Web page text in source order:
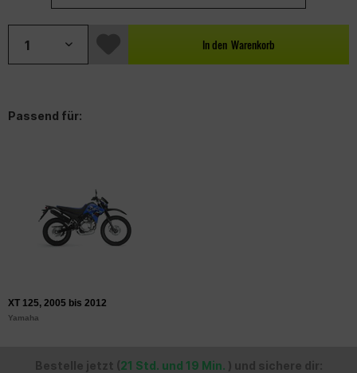
In den Warenkorb
Passend für:
XT 125, 2005 bis 2012
Yamaha
Bestelle jetzt ( 21 Std. und 19 Min. ) und sichere dir: